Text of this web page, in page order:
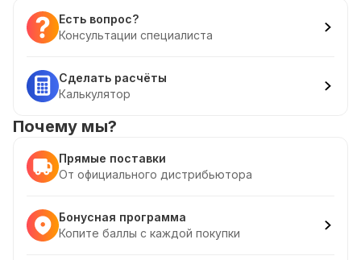
Есть вопрос?
Консультации специалиста
Сделать расчёты
Калькулятор
Почему мы?
Прямые поставки
От официального дистрибьютора
Бонусная программа
Копите баллы с каждой покупки